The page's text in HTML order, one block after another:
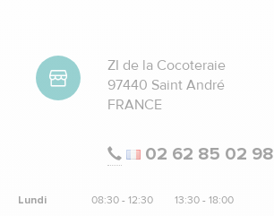
ZI de la Cocoteraie
97440 Saint André
FRANCE
02 62 85 02 98
Lundi
08:30 - 12:30
13:30 - 18:00